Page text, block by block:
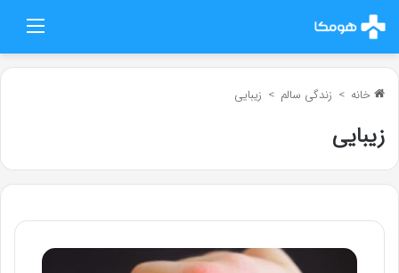
خانه > زندگی سالم > زیبایی
زیبایی